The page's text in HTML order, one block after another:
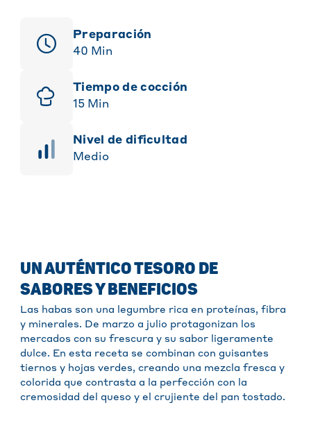
Preparación
40 Min
Tiempo de cocción
15 Min
Nivel de dificultad
Medio
UN AUTÉNTICO TESORO DE
SABORES Y BENEFICIOS
Las habas son una legumbre rica en proteínas, fibra
y minerales. De marzo a julio protagonizan los
mercados con su frescura y su sabor ligeramente
dulce. En esta receta se combinan con guisantes
tiernos y hojas verdes, creando una mezcla fresca y
colorida que contrasta a la perfección con la
cremosidad del queso y el crujiente del pan tostado.